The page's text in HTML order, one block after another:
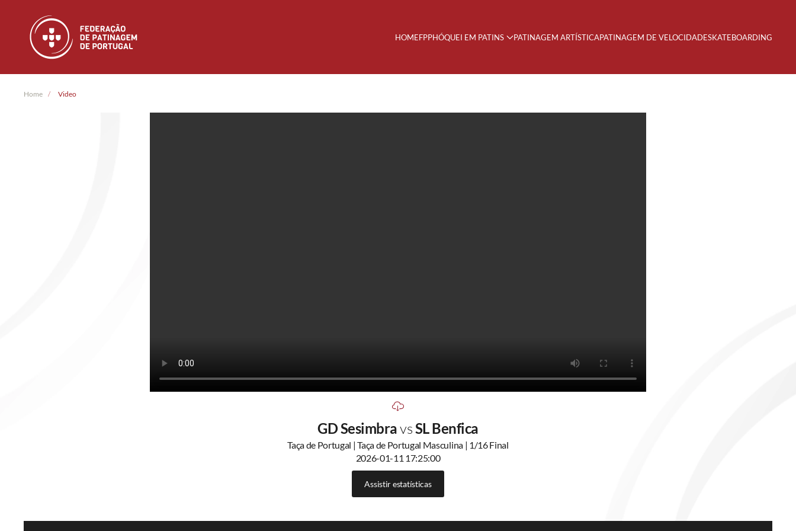
Skip to main content HOMEFPPHÓQUEI EM PATINS PATINAGEM ARTÍSTICAPATINAGEM DE VELOCIDADESKATEBOARDING
Home Video
GD SesimbravsSL Benfica
Taça de Portugal | Taça de Portugal Masculina | 1/16 Final
2026-01-11 17:25:00
Assistir estatísticas